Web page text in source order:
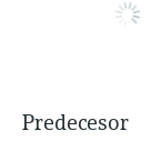
Predecesor